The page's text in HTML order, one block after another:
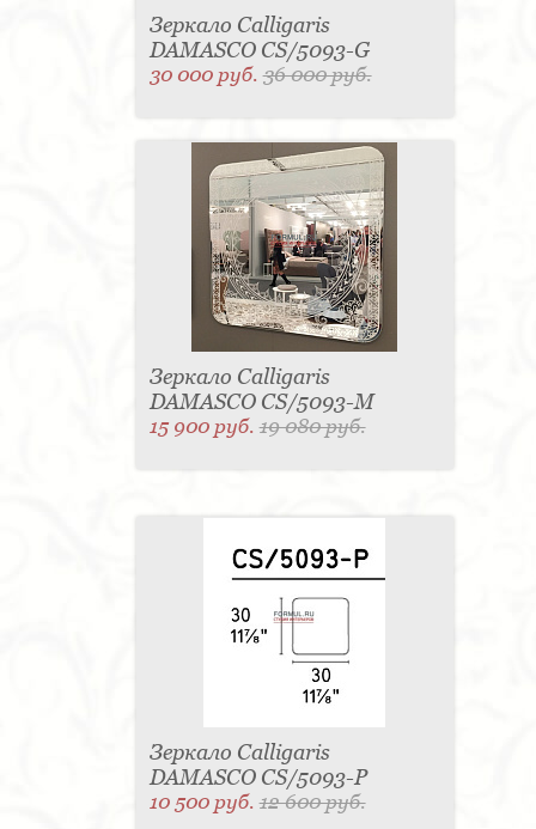
Зеркало Calligaris
DAMASCO CS/5093-G
30 000 руб.36 000 руб.
Зеркало Calligaris
DAMASCO CS/5093-M
15 900 руб.19 080 руб.
Зеркало Calligaris
DAMASCO CS/5093-P
10 500 руб.12 600 руб.